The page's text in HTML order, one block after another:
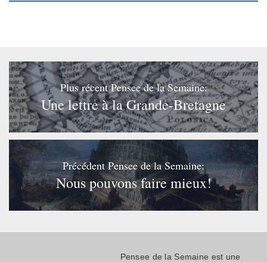
Plus récent Pensee de la Semaine:
Une lettre à la Grande-Bretagne
Précédent Pensee de la Semaine:
Nous pouvons faire mieux!
Pensee de la Semaine est une